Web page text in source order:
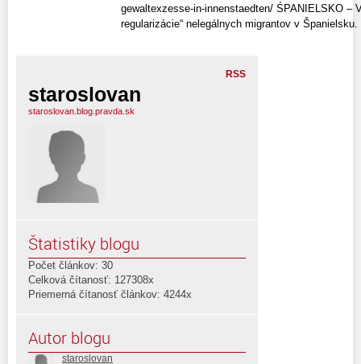
gewaltexzesse-in-innenstaedten/ ŚPANIELSKO –
regularizácie“ nelegálnych migrantov v
RSS
staroslovan
staroslovan.blog.pravda.sk
Štatistiky blogu
Počet článkov: 30
Celková čítanosť: 127308x
Priemerná čítanosť článkov: 4244x
Autor blogu
staroslovan